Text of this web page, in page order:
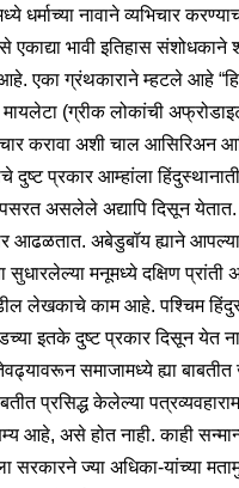
धर्माच्या नावाने व्यभिचार
भावी इतिहास संशोधकाने
आहे. एका ग्रंथकाराने म्हटले आहे
(ग्रीक लोकांची
करावा अशी चाल आसिरिअन
दुष्ट प्रकार आम्हांला
असलेले अद्यापि दिसून येतात.
आढळतात. अबेडुबॉय ह्याने
सुधारलेल्या मनूमध्ये दक्षिण
लेखकाचे काम आहे. पश्चिम
इतके दुष्ट प्रकार दिसून येत
समाजामध्ये ह्या
प्रसिद्ध केलेल्या
आहे, असे होत नाही. काही
सरकारने ज्या अधिका-यांच्या